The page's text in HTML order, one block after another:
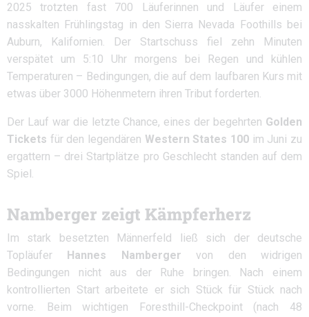
2025 trotzten fast 700 Läuferinnen und Läufer einem
nasskalten Frühlingstag in den Sierra Nevada Foothills bei
Auburn, Kalifornien. Der Startschuss fiel zehn Minuten
verspätet um 5:10 Uhr morgens bei Regen und kühlen
Temperaturen – Bedingungen, die auf dem laufbaren Kurs mit
etwas über 3000 Höhenmetern ihren Tribut forderten.
Der Lauf war die letzte Chance, eines der begehrten Golden
Tickets für den legendären Western States 100 im Juni zu
ergattern – drei Startplätze pro Geschlecht standen auf dem
Spiel.
Namberger zeigt Kämpferherz
Im stark besetzten Männerfeld ließ sich der deutsche
Topläufer Hannes Namberger von den widrigen
Bedingungen nicht aus der Ruhe bringen. Nach einem
kontrollierten Start arbeitete er sich Stück für Stück nach
vorne. Beim wichtigen Foresthill-Checkpoint (nach 48